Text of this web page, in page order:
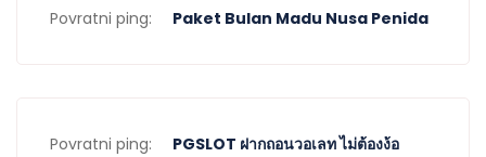
Povratni ping: Paket Bulan Madu Nusa Penida
Povratni ping:
PGSLOT ฝากถอนวอเลท ไม่ต้องง้อ